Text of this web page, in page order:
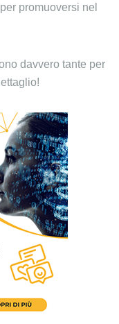
promuoversi nel
davvero tante per